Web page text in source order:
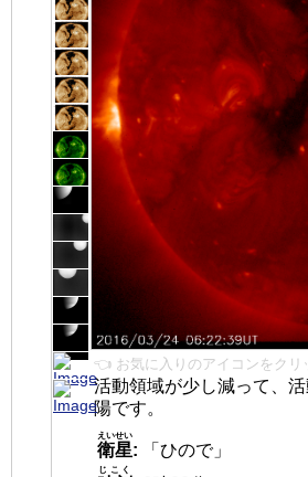
👈 お気に入りのアイコンをクリ
活動領域が少し減って、
陽です。
衛星
えいせい
:
「ひので」
じこく